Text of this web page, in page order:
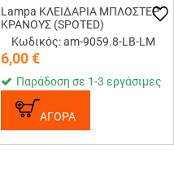
Lampa ΚΛΕΙΔΑΡΙΑ ΜΠΛΟΣΤΕΡ
ΚΡΑΝΟΥΣ (SPOTED)
Κωδικός: am-9059.8-LB-LM
6,00€
Παράδοση σε 1-3 εργάσιμες
ΑΓΟΡΑ